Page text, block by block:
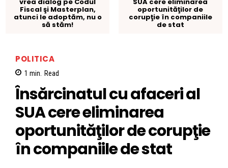
Fiscal şi Masterplan,
atunci le adoptăm, nu o
să stăm!
oportunităţilor de
corupţie în companiile
de stat